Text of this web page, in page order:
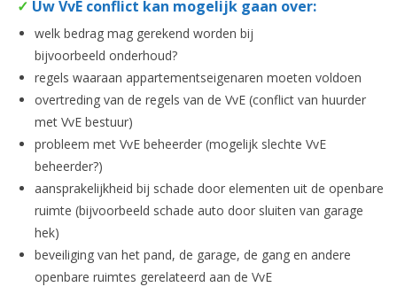
✓ Uw VvE conflict kan mogelijk gaan over:
welk bedrag mag gerekend worden bij
bijvoorbeeld onderhoud?
regels waaraan appartementseigenaren moeten voldoen
overtreding van de regels van de VvE (conflict van huurder
met VvE bestuur)
probleem met VvE beheerder (mogelijk slechte VvE
beheerder?)
aansprakelijkheid bij schade door elementen uit de openbare
ruimte (bijvoorbeeld schade auto door sluiten van garage
hek)
beveiliging van het pand, de garage, de gang en andere
openbare ruimtes gerelateerd aan de VvE